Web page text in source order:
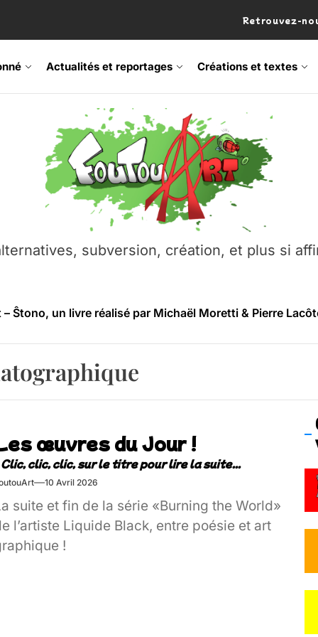
Retrouvez-
Actualités et reportages Créations et textes
subversion, création, et plus si
Fripon – vernissage 21 mai (Lyon)
– Ŝtono, un livre réalisé par Michaël Moretti & Pierre
contre l’A412 à l’Établi (Haute-Savoie)
Montchat‑Lit – 7 juin 2026 (Lyon 3ᵉ)
Festival – Samedi 18 juillet (Vaulx-en-Velin)
œuvres du Jour !
10 Avril 2026
suite et fin de la série «Burning the World»
l’artiste Liquide Black, entre poésie et art
!